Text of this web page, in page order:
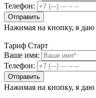
Телефон:
Нажимая на кнопку, я даю
Тариф Старт
Ваше имя:
Телефон:
Нажимая на кнопку, я даю